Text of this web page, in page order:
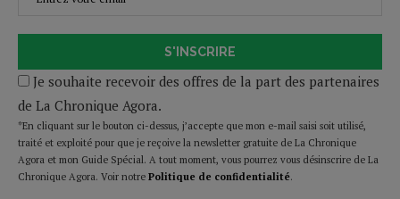
S'INSCRIRE
Je souhaite recevoir des offres de la part des partenaires
de La Chronique Agora.
*En cliquant sur le bouton ci-dessus, j’accepte que mon e-mail saisi soit utilisé,
traité et exploité pour que je reçoive la newsletter gratuite de La Chronique
Agora et mon Guide Spécial. A tout moment, vous pourrez vous désinscrire de La
Chronique Agora. Voir notre Politique de confidentialité.